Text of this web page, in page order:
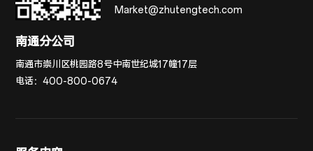
Market@zhutengtech.com
南通分公司
南通市崇川区桃园路8号中南世纪城17幢17层
电话：400-800-0674